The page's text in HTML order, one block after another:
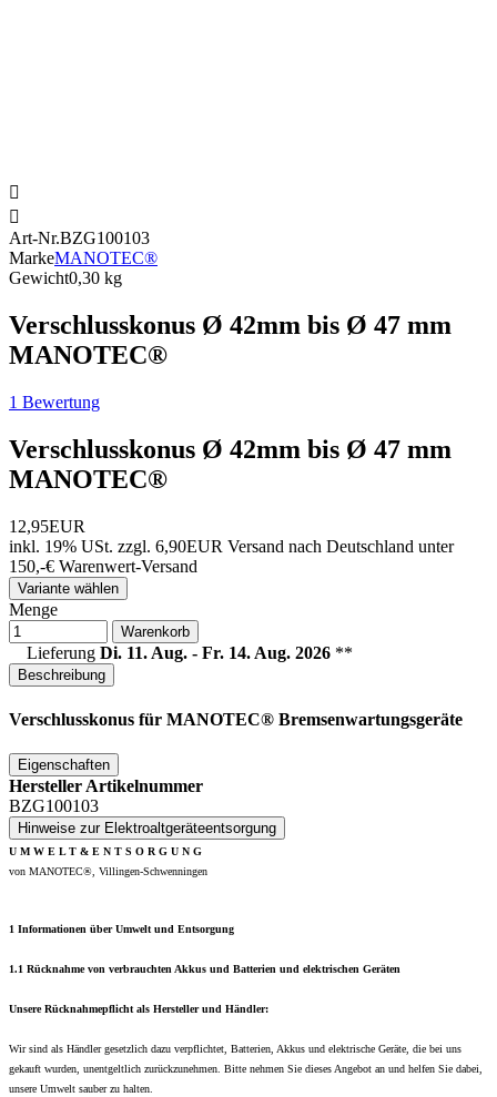


Art-Nr.BZG100103
MarkeMANOTEC®
Gewicht0,30 kg
Verschlusskonus Ø 42mm bis Ø 47 mm
MANOTEC®
1 Bewertung
Verschlusskonus Ø 42mm bis Ø 47 mm
MANOTEC®
12,95EUR
inkl. 19% USt. zzgl. 6,90EUR Versand nach Deutschland unter
150,-€ Warenwert-Versand
Variante wählen
Menge
Warenkorb
Lieferung Di. 11. Aug. - Fr. 14. Aug. 2026 **
Beschreibung
Verschlusskonus für MANOTEC® Bremsenwartungsgeräte
Eigenschaften
Hersteller Artikelnummer
BZG100103
Hinweise zur Elektroaltgeräteentsorgung
U M W E L T & E N T S O R G U N G
von MANOTEC®, Villingen-Schwenningen
1 Informationen über Umwelt und Entsorgung
1.1 Rücknahme von verbrauchten Akkus und Batterien und elektrischen Geräten
Unsere Rücknahmepflicht als Hersteller und Händler:
Wir sind als Händler gesetzlich dazu verpflichtet, Batterien, Akkus und elektrische Geräte, die bei uns
gekauft wurden, unentgeltlich zurückzunehmen. Bitte nehmen Sie dieses Angebot an und helfen Sie dabei,
unsere Umwelt sauber zu halten.